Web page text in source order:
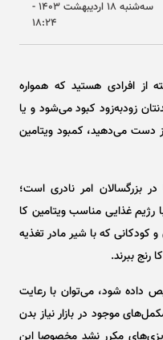
سه‌شنبه ۱۸ ارديبهشت ۱۴۰۳ -
۱۸:۲۴
افرادی هستید که همواره
زودبه‌زود کبود می‌شود و یا
می‌دهید، کمبود ویتامین
بزرگسالان امر نادری است؛
رژیم غذایی مناسب ویتامین کا
و کودکانی که با شیر مادر تغذیه
رنج ببرند.
داده شود، می‌توان با رعایت
موجود در بازار نیاز بدن